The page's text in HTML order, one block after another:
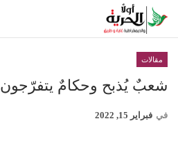
مقالات
شعبٌ يُذبح وحكامٌ يتفرّجون
في فبراير 15, 2022